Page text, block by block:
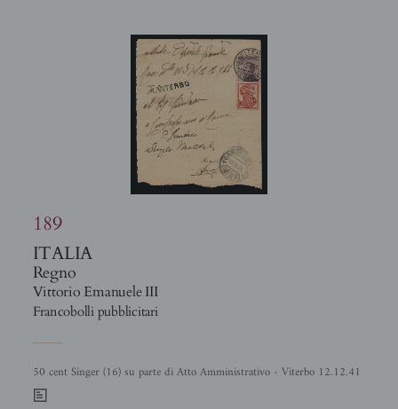
189
ITALIA
Regno
Vittorio Emanuele III
Francobolli pubblicitari
50 cent Singer (16) su parte di Atto Amministrativo - Viterbo 12.12.41
0